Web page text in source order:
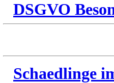
DSGVO
Schaedlinge